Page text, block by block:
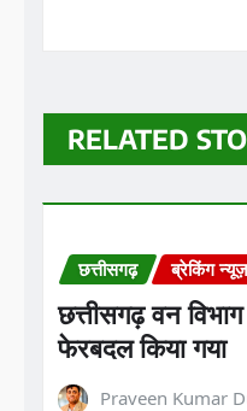
RELATED
छत्तीसगढ़ ब्रेकिंग न्यूज़
छत्तीसगढ़ वन
फेरबदल किया गया
Praveen Kumar